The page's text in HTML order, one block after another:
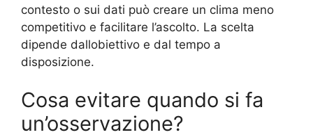
contesto o sui dati può creare un clima meno
competitivo e facilitare l’ascolto. La scelta
dipende dallobiettivo e dal tempo a
disposizione.
Cosa evitare quando si fa
un’osservazione?